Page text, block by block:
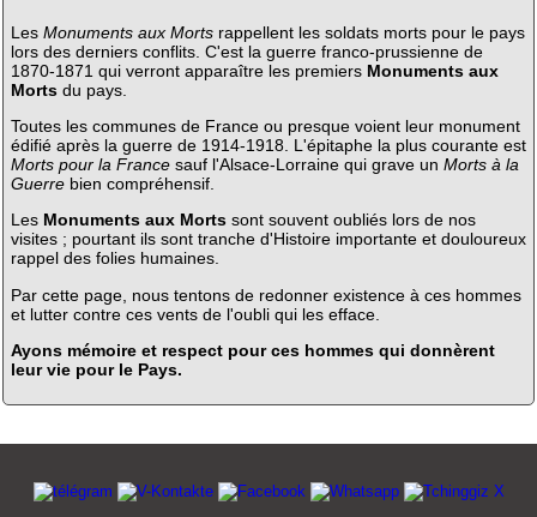
Les Monuments aux Mortsrappellent les soldats morts pour le pays
lors des derniers conflits. C'est la guerre franco-prussienne de
1870-1871 qui verront apparaître les premiers Monuments aux
Mortsdu pays.
Toutes les communes de France ou presque voient leur monument
édifié après la guerre de 1914-1918. L'épitaphe la plus courante est
Morts pour la Francesauf l'Alsace-Lorraine qui grave un Morts à la
Guerrebien compréhensif.
Les Monuments aux Mortssont souvent oubliés lors de nos
visites ; pourtant ils sont tranche d'Histoire importante et douloureux
rappel des folies humaines.
Par cette page, nous tentons de redonner existence à ces hommes
et lutter contre ces vents de l'oubli qui les efface.
Ayons mémoire et respect pour ces hommes qui donnèrent
leur vie pour le Pays.